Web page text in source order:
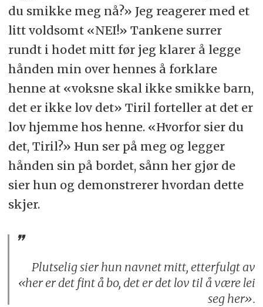
du smikke meg nå?» Jeg reagerer med et
litt voldsomt «NEI!» Tankene surrer
rundt i hodet mitt før jeg klarer å legge
hånden min over hennes å forklare
henne at «voksne skal ikke smikke barn,
det er ikke lov det» Tiril forteller at det er
lov hjemme hos henne. «Hvorfor sier du
det, Tiril?» Hun ser på meg og legger
hånden sin på bordet, sånn her gjør de
sier hun og demonstrerer hvordan dette
skjer.
Plutselig sier hun navnet mitt, etterfulgt av
«her er det fint å bo, det er det lov til å være lei
seg her».